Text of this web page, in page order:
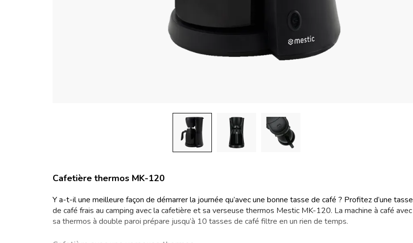
Cafetière thermos MK-120
Y a-t-il une meilleure façon de démarrer la journée qu’avec une bonne tasse de café ? Profitez d’une tasse
de café frais au camping avec la cafetière et sa verseuse thermos Mestic MK-120. La machine à café avec
sa thermos à double paroi prépare jusqu’à 10 tasses de café filtre en un rien de temps.